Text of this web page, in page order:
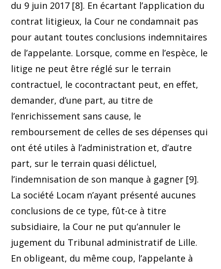
du 9 juin 2017 [8]. En écartant l’application du
contrat litigieux, la Cour ne condamnait pas
pour autant toutes conclusions indemnitaires
de l’appelante. Lorsque, comme en l’espèce, le
litige ne peut être réglé sur le terrain
contractuel, le cocontractant peut, en effet,
demander, d’une part, au titre de
l’enrichissement sans cause, le
remboursement de celles de ses dépenses qui
ont été utiles à l’administration et, d’autre
part, sur le terrain quasi délictuel,
l’indemnisation de son manque à gagner [9].
La société Locam n’ayant présenté aucunes
conclusions de ce type, fût-ce à titre
subsidiaire, la Cour ne put qu’annuler le
jugement du Tribunal administratif de Lille.
En obligeant, du même coup, l’appelante à